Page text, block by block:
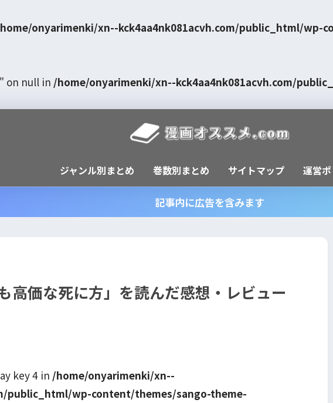
onyarimenki/xn--kck4aa4nk081acvh.com/public_html/
on null in /home/onyarimenki/xn--kck4aa4nk081acvh.com/
ジャンル別まとめ 巻数別まとめ サイトマップ 運営
記事内に広告を含みます
高価な死に方」を読んだ感想・レビュー
key 4 in /home/onyarimenki/xn--
public_html/wp-content/themes/sango-theme-